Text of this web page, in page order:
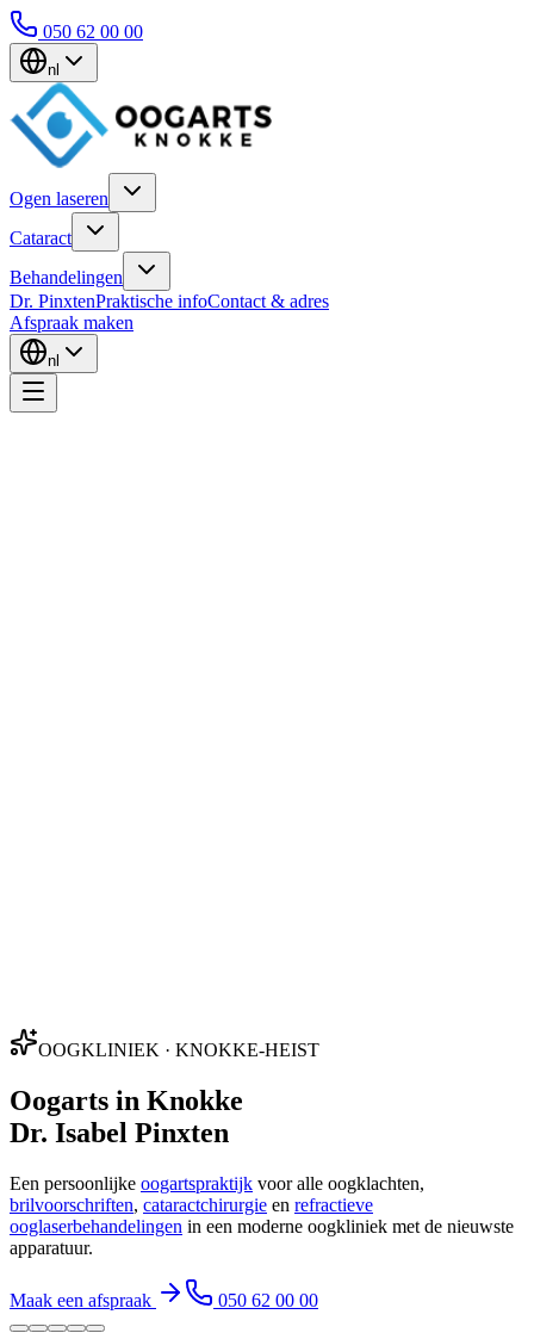
050 62 00 00
nl
Ogen laseren
Cataract
Behandelingen
Dr. PinxtenPraktische infoContact & adres
Afspraak maken
nl
OOGKLINIEK · KNOKKE-HEIST
Oogarts in Knokke
Dr. Isabel Pinxten
Een persoonlijke oogartspraktijk voor alle oogklachten,
brilvoorschriften, cataractchirurgie en refractieve
ooglaserbehandelingen in een moderne oogkliniek met de nieuwste
apparatuur.
Maak een afspraak 050 62 00 00